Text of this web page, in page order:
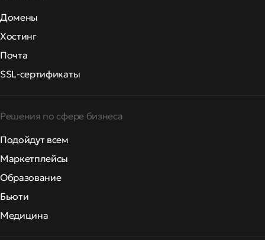
Домены
Хостинг
Почта
SSL-сертификаты
Решения по сфере бизнеса
Подойдут всем
Маркетплейсы
Образование
Бьюти
Медицина